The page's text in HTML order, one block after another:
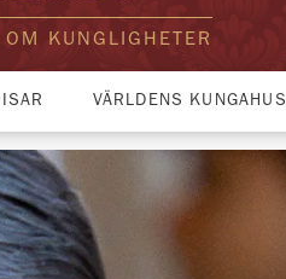
KUNGLIGHETER
VÄRLDENS KUNGAHUS